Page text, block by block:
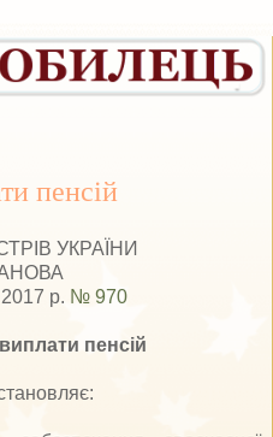
пенсій
УКРАЇНИ
2017 р. № 970
пенсій